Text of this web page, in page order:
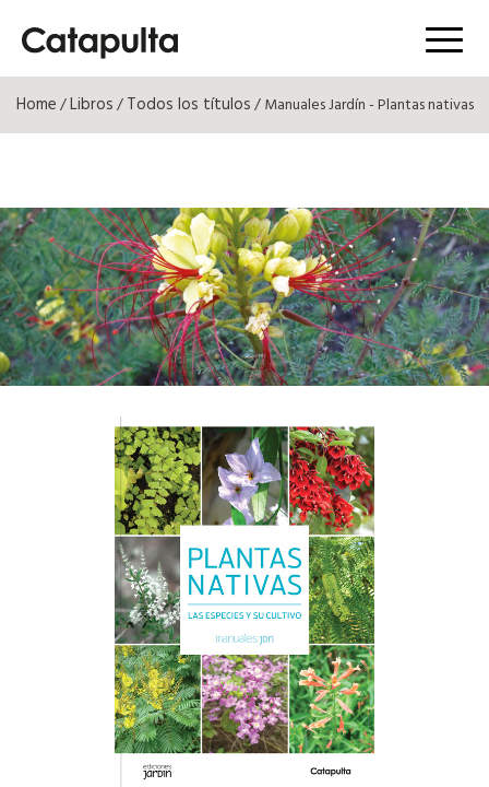
Menú
Home/Libros/Todos los títulos/ Manuales Jardín - Plantas nativas